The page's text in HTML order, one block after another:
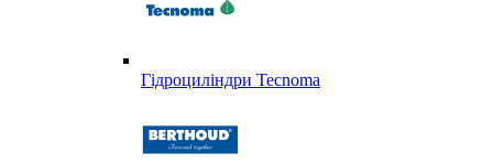
Гідроциліндри Tecnoma